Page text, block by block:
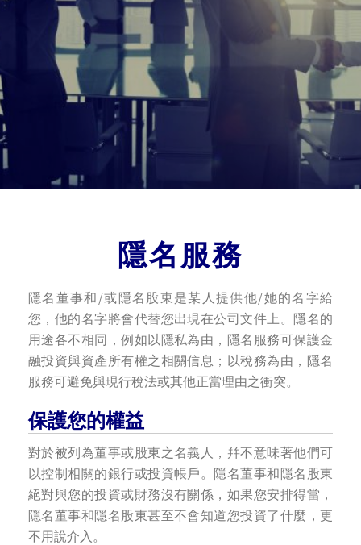
隱名服務
隱名董事和/或隱名股東是某人提供他/她的名字給
您，他的名字將會代替您出現在公司文件上。隱名的
用途各不相同，例如以隱私為由，隱名服務可保護金
融投資與資產所有權之相關信息；以稅務為由，隱名
服務可避免與現行稅法或其他正當理由之衝突。
保護您的權益
對於被列為董事或股東之名義人，幷不意味著他們可
以控制相關的銀行或投資帳戶。隱名董事和隱名股東
絕對與您的投資或財務沒有關係，如果您安排得當，
隱名董事和隱名股東甚至不會知道您投資了什麼，更
不用說介入。